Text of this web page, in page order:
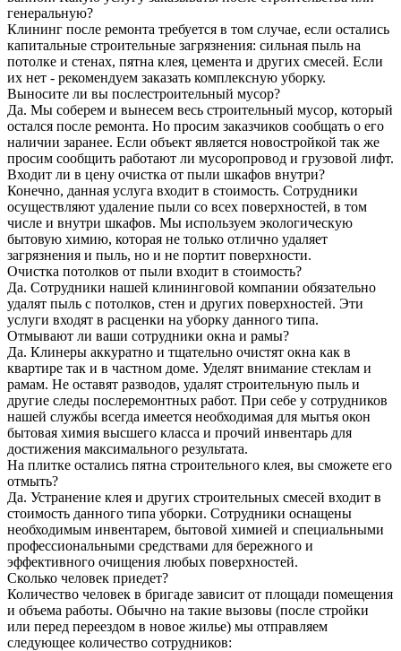
генеральную?
Клининг после ремонта требуется в том случае, если остались
капитальные строительные загрязнения: сильная пыль на
потолке и стенах, пятна клея, цемента и других смесей. Если
их нет - рекомендуем заказать комплексную уборку.
Выносите ли вы послестроительный мусор?
Да. Мы соберем и вынесем весь строительный мусор, который
остался после ремонта. Но просим заказчиков сообщать о его
наличии заранее. Если объект является новостройкой так же
просим сообщить работают ли мусоропровод и грузовой лифт.
Входит ли в цену очистка от пыли шкафов внутри?
Конечно, данная услуга входит в стоимость. Сотрудники
осуществляют удаление пыли со всех поверхностей, в том
числе и внутри шкафов. Мы используем экологическую
бытовую химию, которая не только отлично удаляет
загрязнения и пыль, но и не портит поверхности.
Очистка потолков от пыли входит в стоимость?
Да. Сотрудники нашей клининговой компании обязательно
удалят пыль с потолков, стен и других поверхностей. Эти
услуги входят в расценки на уборку данного типа.
Отмывают ли ваши сотрудники окна и рамы?
Да. Клинеры аккуратно и тщательно очистят окна как в
квартире так и в частном доме. Уделят внимание стеклам и
рамам. Не оставят разводов, удалят строительную пыль и
другие следы послеремонтных работ. При себе у сотрудников
нашей службы всегда имеется необходимая для мытья окон
бытовая химия высшего класса и прочий инвентарь для
достижения максимального результата.
На плитке остались пятна строительного клея, вы сможете его
отмыть?
Да. Устранение клея и других строительных смесей входит в
стоимость данного типа уборки. Сотрудники оснащены
необходимым инвентарем, бытовой химией и специальными
профессиональными средствами для бережного и
эффективного очищения любых поверхностей.
Сколько человек приедет?
Количество человек в бригаде зависит от площади помещения
и объема работы. Обычно на такие вызовы (после стройки
или перед переездом в новое жилье) мы отправляем
следующее количество сотрудников: